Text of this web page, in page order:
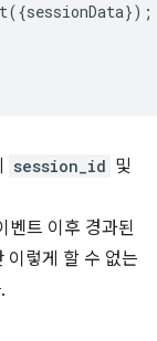
({sessionData});
session_id 및
벤트 이후 경과된
이렇게 할 수 없는